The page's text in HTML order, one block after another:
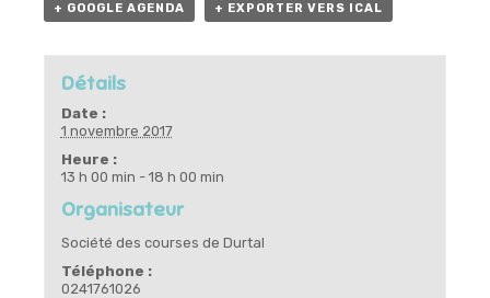
+ GOOGLE AGENDA + EXPORTER VERS ICAL
Détails
Date :
1 novembre 2017
Heure :
13 h 00 min - 18 h 00 min
Organisateur
Société des courses de Durtal
Téléphone :
0241761026